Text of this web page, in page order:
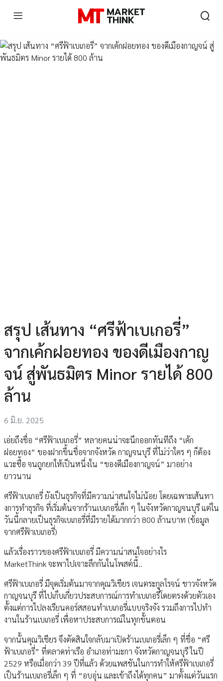
สรุป เส้นทาง “ศรีฟ้าเบเกอรี่”
จากเค้กฝอยทอง ของดีเมืองกาญ
จน์ สู่พันธมิตร Minor รายได้ 800
ล้าน
6 มิ.ย. 2025
เอ่ยถึงชื่อ “ศรีฟ้าเบเกอรี่” หลายคนน่าจะนึกออกทันทีถึง “เค้ก
ฝอยทอง” ของฝากขึ้นชื่อจากจังหวัด กาญจนบุรี ที่ไม่ว่าใคร ๆ ก็ต้อง
แวะซื้อ จนถูกยกให้เป็นหนึ่งใน “ของดีเมืองกาญจน์” มาอย่าง
ยาวนาน
ศรีฟ้าเบเกอรี่ ยังเป็นธุรกิจที่มีความน่าสนใจไม่น้อย โดยเฉพาะเส้นทา
งการทําธุรกิจ ที่เริ่มต้นจากร้านเบเกอรี่เล็ก ๆ ในจังหวัดกาญจนบุรี แต่ใน
วันนี้กลายเป็นธุรกิจเบเกอรี่ที่มีรายได้มากกว่า 800 ล้านบาท (ข้อมูล
จากศรีฟ้าเบเกอรี่)
แล้วเรื่องราวของศรีฟ้าเบเกอรี่ มีความน่าสนใจอย่างไร
MarketThink จะพาไปเจาะลึกกันในโพสต์นี้..
ศรีฟ้าเบเกอรี่ มีจุดเริ่มต้นมาจากคุณวิเชียร เจนตระกูลโรจน์ ชาวจังหวัด
กาญจนบุรี ที่ไปเก็บเกี่ยวประสบการณ์การทําเบเกอรี่โดยตรงด้วยตัวเอง
ตั้งแต่การไปลงเรียนคอร์สสอนทําเบเกอรี่แบบจริงจัง รวมถึงการไปทํา
งานในร้านเบเกอรี่ เพื่อหาประสบการณ์ในทุกขั้นตอน
จากนั้นคุณวิเชียร จึงตัดสินใจกลับมาเปิดร้านเบเกอรี่เล็ก ๆ ที่ชื่อ “ศรี
ฟ้าเบเกอรี่” ที่ตลาดท่าเรือ อําเภอท่ามะกา จังหวัดกาญจนบุรี ในปี
2529 หรือเมื่อกว่า 39 ปีที่แล้ว ด้วยแพสชันในการทําให้ศรีฟ้าเบเกอรี่
เป็นร้านเบเกอรี่เล็ก ๆ ที่ “อบอุ่น และเข้าถึงได้ทุกคน” มาตั้งแต่วันแรก